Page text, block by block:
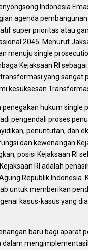
Indonesia
agenda
super prioritas atau
2045. Menurut
menuju single
Kejaksaan RI
yang sangat
kesuksesan
penegakan hukum single
pengendali proses
penuntutan, dan
dan kewenangan
posisi Kejaksaan RI
RI adalah
Republik Indonesia.
untuk memberikan
kasus-kasus yang
baru bagi aparat
dalam